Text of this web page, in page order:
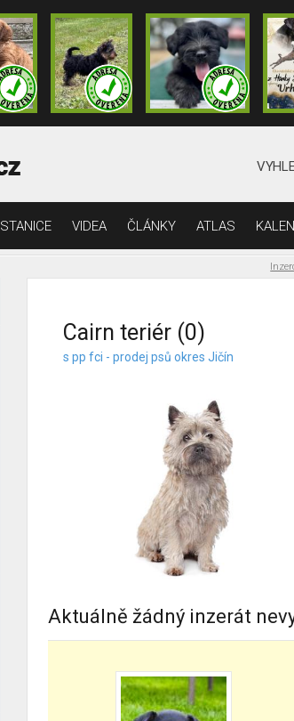
STANICE VIDEA ČLÁNKY ATLAS
Cairn teriér (0)
s pp fci - prodej psů okres Jičín
Aktuálně žádný inzerát